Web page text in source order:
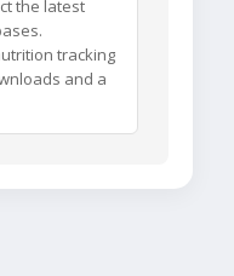
the latest
tracking
and a